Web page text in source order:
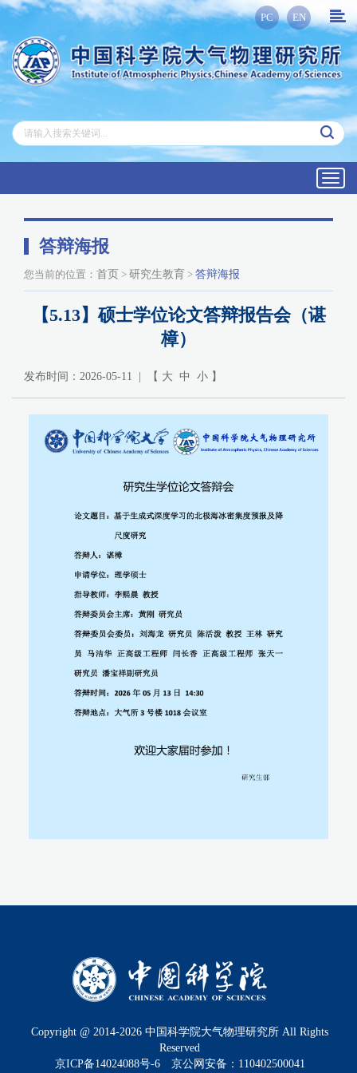
PC EN
答辩海报
您当前的位置： 首页 > 研究生教育 > 答辩海报
【5.13】硕士学位论文答辩报告会（谌
樟）
发布时间：2026-05-11 | 【 大 中 小 】
Copyright @ 2014-2026 中国科学院大气物理研究所 All Rights
Reserved
京ICP备14024088号-6
京公网安备：110402500041